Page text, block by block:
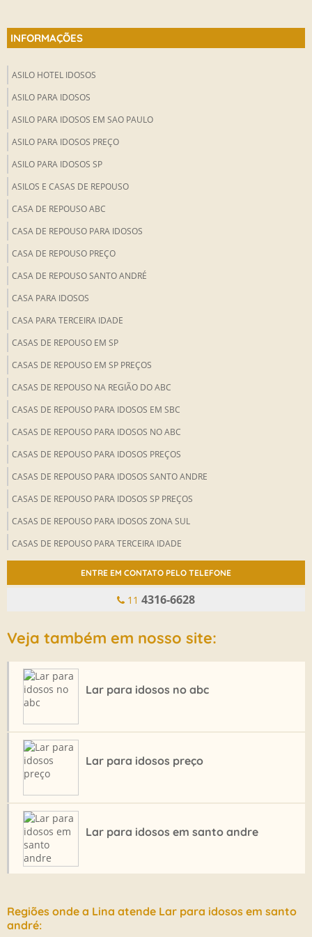
INFORMAÇÕES
ASILO HOTEL IDOSOS
ASILO PARA IDOSOS
ASILO PARA IDOSOS EM SAO PAULO
ASILO PARA IDOSOS PREÇO
ASILO PARA IDOSOS SP
ASILOS E CASAS DE REPOUSO
CASA DE REPOUSO ABC
CASA DE REPOUSO PARA IDOSOS
CASA DE REPOUSO PREÇO
CASA DE REPOUSO SANTO ANDRÉ
CASA PARA IDOSOS
CASA PARA TERCEIRA IDADE
CASAS DE REPOUSO EM SP
CASAS DE REPOUSO EM SP PREÇOS
CASAS DE REPOUSO NA REGIÃO DO ABC
CASAS DE REPOUSO PARA IDOSOS EM SBC
CASAS DE REPOUSO PARA IDOSOS NO ABC
CASAS DE REPOUSO PARA IDOSOS PREÇOS
CASAS DE REPOUSO PARA IDOSOS SANTO ANDRE
CASAS DE REPOUSO PARA IDOSOS SP PREÇOS
CASAS DE REPOUSO PARA IDOSOS ZONA SUL
CASAS DE REPOUSO PARA TERCEIRA IDADE
CASAS DE REPOUSOS PARA IDOSOS SP
CLINICA DE REPOUSO
CLINICA DE REPOUSO NO ABC
CLINICA DE REPOUSO PARA IDOSOS
CRECHE PARA IDOSOS
CRECHE PARA IDOSOS ABC
CRECHE PARA IDOSOS EM SANTO ANDRE
CRECHE PARA IDOSOS SAO PAULO
CUSTO DE RESIDENCIAL PARA IDOSOS
DAY CARE PARA IDOSOS
HOSPEDAGEM TEMPORÁRIA PARA IDOSOS
ENTRE EM CONTATO PELO TELEFONE
11 4316-6628
Veja também em nosso site:
Lar para idosos no abc
Lar para idosos preço
Lar para idosos em santo andre
Regiões onde a Lina atende Lar para idosos em santo
andré: